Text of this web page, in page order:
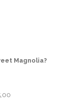
Magnolia?